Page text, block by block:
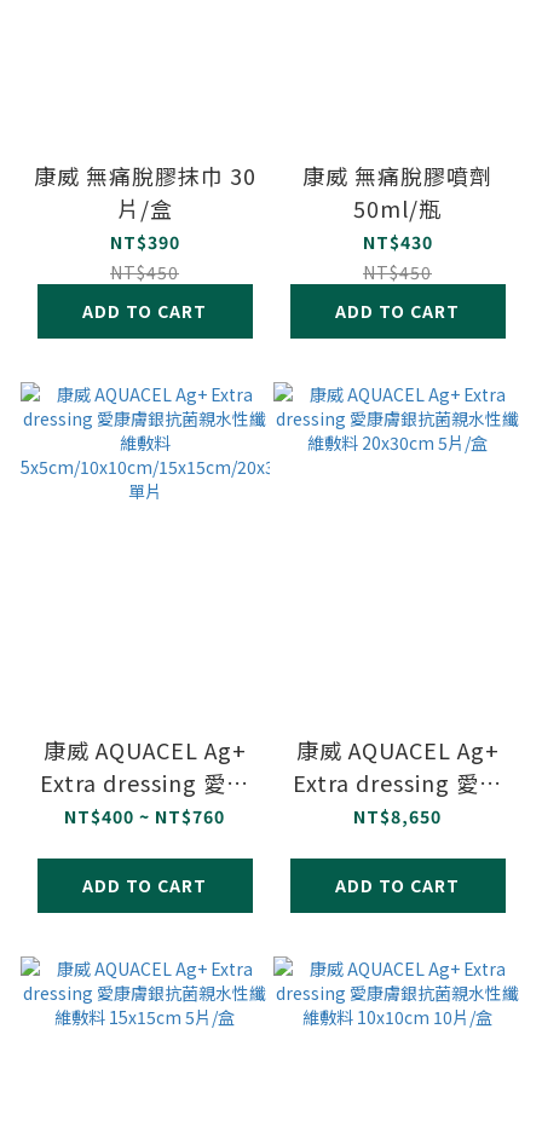
康威 無痛脫膠抹巾 30
片/盒
NT$390
NT$450
ADD TO CART
康威 無痛脫膠噴劑
50ml/瓶
NT$430
NT$450
ADD TO CART
康威 AQUACEL Ag+
Extra dressing 愛康
膚銀抗菌親水性纖維敷
5x5cm/10x10cm/15x15cm/20x30cm
單片
NT$400 ~ NT$760
ADD TO CART
康威 AQUACEL Ag+
Extra dressing 愛康
膚銀抗菌親水性纖維敷
NT$8,650
ADD TO CART